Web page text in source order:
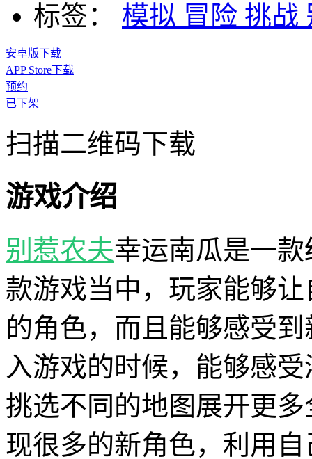
标签：
模拟 冒险 挑战
安卓版下载
APP Store下载
预约
已下架
扫描二维码下载
游戏介绍
别惹农夫幸运南瓜是一
款游戏当中，玩家能够
的角色，而且能够感受
入游戏的时候，能够感
挑选不同的地图展开更多
现很多的新角色，利用